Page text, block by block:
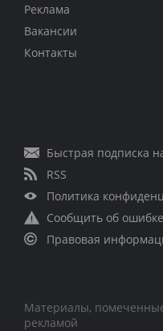
Реклама
Вакансии
Контакты
Быстрая подписка
RSS
Политика
Сообщить об ошибке
Правовая
Материалы,
рекламой